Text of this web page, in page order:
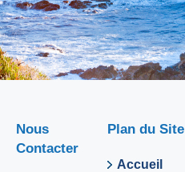
Nous
Contacter
Plan du Site
Accueil